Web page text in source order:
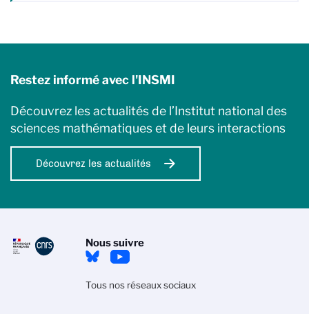
Restez informé avec l'INSMI
Découvrez les actualités de l’Institut national des
sciences mathématiques et de leurs interactions
Découvrez les actualités
Nous suivre
Tous nos réseaux sociaux